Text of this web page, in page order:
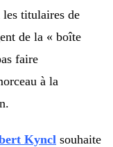
les titulaires de
de la « boîte
faire
à la
Kyncl souhaite